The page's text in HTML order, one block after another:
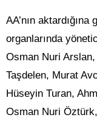
AA’nın
organlarında
Osman Nuri
Taşdelen, Murat
Hüseyin Turan,
Osman Nuri